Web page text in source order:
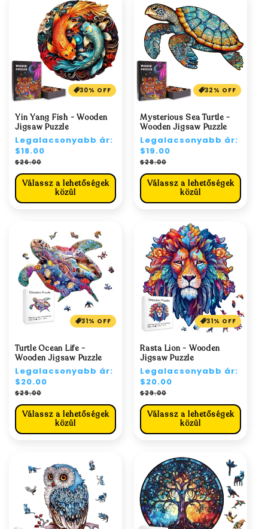
30% OFF
Yin Yang Fish - Wooden
Jigsaw Puzzle
Normál
ár
Legalacsonyabb ár:
$18.00
Akciós
ár
$26.00
Válassz a lehetőségek
közül
32% OFF
Mysterious Sea Turtle -
Wooden Jigsaw Puzzle
Normál
ár
Legalacsonyabb ár:
$19.00
Akciós
ár
$28.00
Válassz a lehetőségek
közül
31% OFF
Turtle Ocean Life -
Wooden Jigsaw Puzzle
Normál
ár
Legalacsonyabb ár:
$20.00
Akciós
ár
$29.00
Válassz a lehetőségek
közül
31% OFF
Rasta Lion - Wooden
Jigsaw Puzzle
Normál
ár
Legalacsonyabb ár:
$20.00
Akciós
ár
$29.00
Válassz a lehetőségek
közül